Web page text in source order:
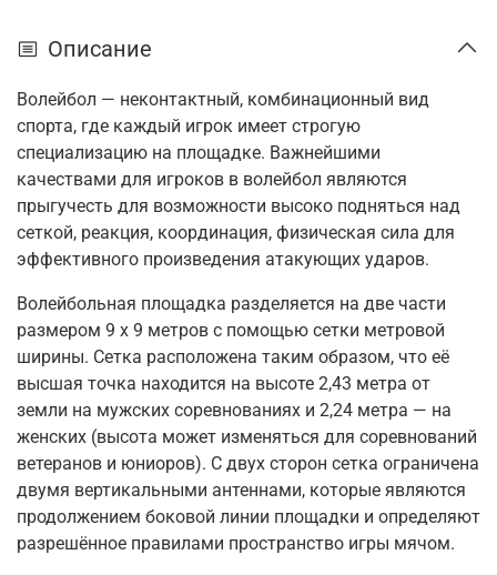
Описание
Волейбол — неконтактный, комбинационный вид
спорта, где каждый игрок имеет строгую
специализацию на площадке. Важнейшими
качествами для игроков в волейбол являются
прыгучесть для возможности высоко подняться над
сеткой, реакция, координация, физическая сила для
эффективного произведения атакующих ударов.
Волейбольная площадка разделяется на две части
размером 9 x 9 метров с помощью сетки метровой
ширины. Сетка расположена таким образом, что её
высшая точка находится на высоте 2,43 метра от
земли на мужских соревнованиях и 2,24 метра — на
женских (высота может изменяться для соревнований
ветеранов и юниоров). С двух сторон сетка ограничена
двумя вертикальными антеннами, которые являются
продолжением боковой линии площадки и определяют
разрешённое правилами пространство игры мячом.